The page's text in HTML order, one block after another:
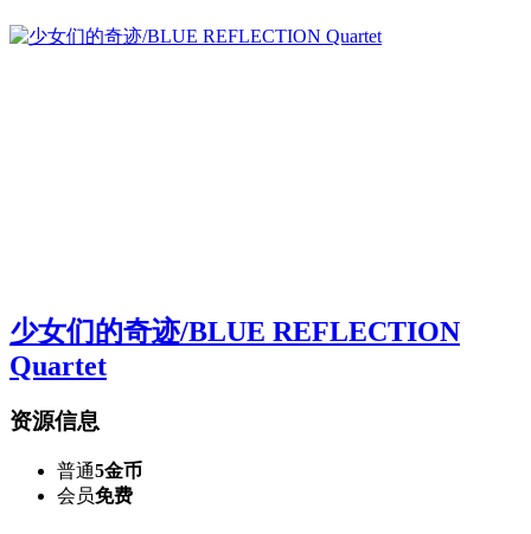
少女们的奇迹/BLUE REFLECTION
Quartet
资源信息
普通5金币
会员免费